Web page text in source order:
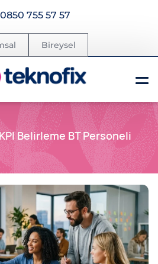
0850 755 57 57
Bireysel
Belirleme BT Personeli